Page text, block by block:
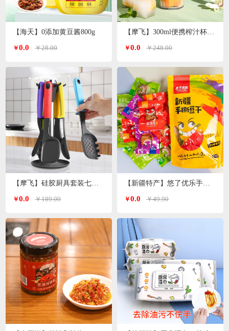
【海天】0添加黄豆酱800g
￥0.0 ￥28.00
￥0.0 ￥189.00
￥0.0 ￥248.00
￥0.0 ￥49.90